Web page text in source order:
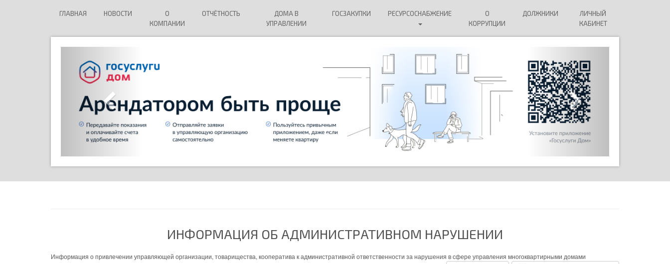
ГЛАВНАЯ НОВОСТИ
О
КОМПАНИИ
ОТЧЁТНОСТЬ
ДОМА В
УПРАВЛЕНИИ
ГОСЗАКУПКИ РЕСУРСОСНАБЖЕНИЕ
О
КОРРУПЦИИ
ДОЛЖНИКИ
ЛИЧНЫЙ
КАБИНЕТ
ИНФОРМАЦИЯ ОБ АДМИНИСТРАТИВНОМ НАРУШЕНИИ
Информация о привлечении управляющей организации, товарищества, кооператива к административной ответственности за нарушения в сфере управления многоквартирными домами